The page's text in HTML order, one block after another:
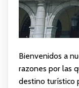
Bienvenidos a
razones por las
destino turístico